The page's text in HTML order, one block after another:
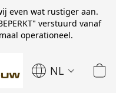
even wat rustiger aan.
verstuurd vanaf
operationeel.
NL